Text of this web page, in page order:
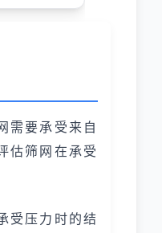
需要承受来自
估筛网在承受
受压力时的结